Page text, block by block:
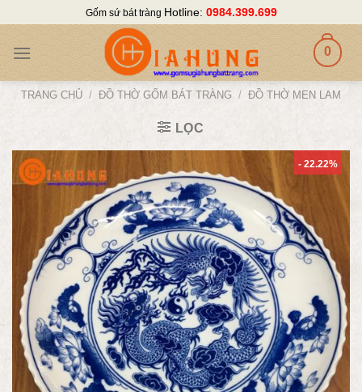
content
Gốm sứ bát tràng Hotline: 0984.399.699
0
TRANG CHỦ / ĐỒ THỜ GỐM BÁT TRÀNG / ĐỒ THỜ MEN LAM
LỌC
- 22.22%